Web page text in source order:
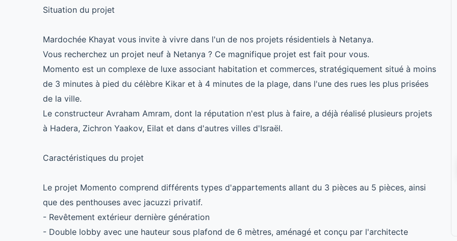
Situation du projet
Mardochée Khayat vous invite à vivre dans l'un de nos projets résidentiels à Netanya.
Vous recherchez un projet neuf à Netanya ? Ce magnifique projet est fait pour vous.
Momento est un complexe de luxe associant habitation et commerces, stratégiquement situé à moins
de 3 minutes à pied du célèbre Kikar et à 4 minutes de la plage, dans l'une des rues les plus prisées
de la ville.
Le constructeur Avraham Amram, dont la réputation n'est plus à faire, a déjà réalisé plusieurs projets
à Hadera, Zichron Yaakov, Eilat et dans d'autres villes d'Israël.
Caractéristiques du projet
Le projet Momento comprend différents types d'appartements allant du 3 pièces au 5 pièces, ainsi
que des penthouses avec jacuzzi privatif.
- Revêtement extérieur dernière génération
- Double lobby avec une hauteur sous plafond de 6 mètres, aménagé et conçu par l'architecte